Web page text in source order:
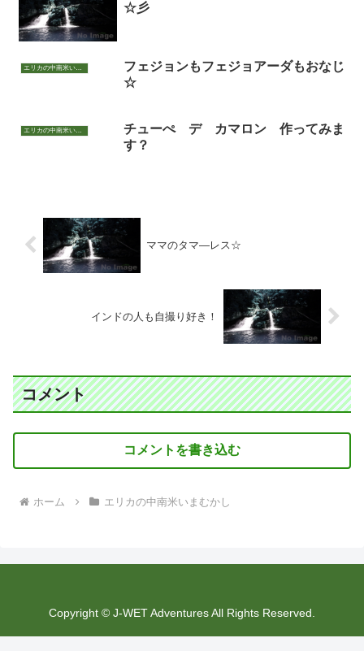
☆彡
エリカの中南米いまむかし
フェジョンもフェジョアーダもおなじ
☆
エリカの中南米いまむかし
チューぺ デ カマロン 作ってみま
す？
ママのタマ―レス☆
インドの人も自撮り好き！
コメント
コメントを書き込む
ホーム エリカの中南米いまむかし
Copyright © J-WET Adventures All Rights Reserved.